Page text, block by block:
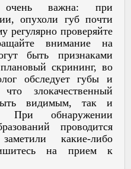
очень важна: при
опухоли губ почти
регулярно проверяйте
внимание на
быть признаками
скрининг, во
обследует губы и
злокачественный
видимым, так и
При обнаружении
проводится
какие-либо
на прием к